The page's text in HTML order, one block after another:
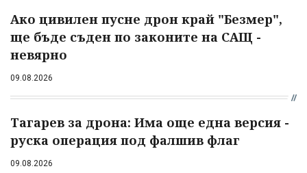
Ако цивилен пусне дрон край "Безмер",
ще бъде съден по законите на САЩ -
невярно
09.08.2026
Тагарев за дрона: Има още една версия -
руска операция под фалшив флаг
09.08.2026